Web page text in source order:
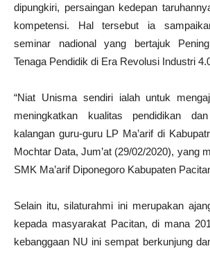
dipungkiri, persaingan kedepan
kompetensi. Hal tersebut ia
seminar nadional yang bertajuk
Tenaga Pendidik di Era Revolusi Industri
“Niat Unisma sendiri ialah untuk
meningkatkan kualitas pendidikan
kalangan guru-guru LP Ma’arif di
Mochtar Data, Jum’at (29/02/2020), yang
SMK Ma’arif Diponegoro Kabupaten
Selain itu, silaturahmi ini merupakan
kepada masyarakat Pacitan, di mana
kebanggaan NU ini sempat berkunjung